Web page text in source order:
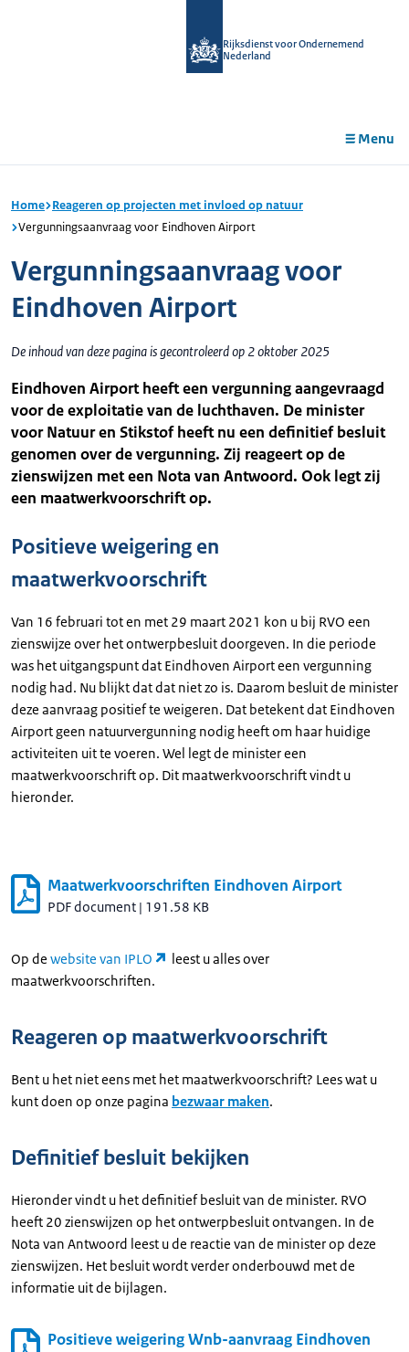
Rijksdienst voor Ondernemend
Nederland
Menu
Home Reageren op projecten met invloed op natuur
Vergunningsaanvraag voor Eindhoven Airport
Vergunningsaanvraag voor
Eindhoven Airport
De inhoud van deze pagina is gecontroleerd op 2 oktober 2025
Eindhoven Airport heeft een vergunning aangevraagd
voor de exploitatie van de luchthaven. De minister
voor Natuur en Stikstof heeft nu een definitief besluit
genomen over de vergunning. Zij reageert op de
zienswijzen met een Nota van Antwoord. Ook legt zij
een maatwerkvoorschrift op.
Positieve weigering en
maatwerkvoorschrift
Van 16 februari tot en met 29 maart 2021 kon u bij RVO een
zienswijze over het ontwerpbesluit doorgeven. In die periode
was het uitgangspunt dat Eindhoven Airport een vergunning
nodig had. Nu blijkt dat dat niet zo is. Daarom besluit de minister
deze aanvraag positief te weigeren. Dat betekent dat Eindhoven
Airport geen natuurvergunning nodig heeft om haar huidige
activiteiten uit te voeren. Wel legt de minister een
maatwerkvoorschrift op. Dit maatwerkvoorschrift vindt u
hieronder.
Maatwerkvoorschriften Eindhoven Airport
PDF document | 191.58 KB
Op de website van IPLO
leest u alles over
maatwerkvoorschriften.
Reageren op maatwerkvoorschrift
Bent u het niet eens met het maatwerkvoorschrift? Lees wat u
kunt doen op onze pagina bezwaar maken.
Definitief besluit bekijken
Hieronder vindt u het definitief besluit van de minister. RVO
heeft 20 zienswijzen op het ontwerpbesluit ontvangen. In de
Nota van Antwoord leest u de reactie van de minister op deze
zienswijzen. Het besluit wordt verder onderbouwd met de
informatie uit de bijlagen.
Positieve weigering Wnb-aanvraag Eindhoven